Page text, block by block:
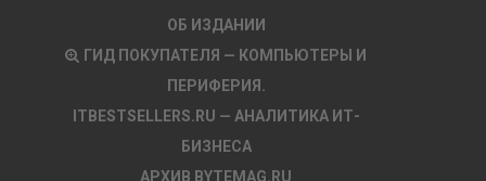
ОБ ИЗДАНИИ
ГИД ПОКУПАТЕЛЯ — КОМПЬЮТЕРЫ И
ПЕРИФЕРИЯ.
ITBESTSELLERS.RU — АНАЛИТИКА ИТ-
БИЗНЕСА
АРХИВ BYTEMAG.RU